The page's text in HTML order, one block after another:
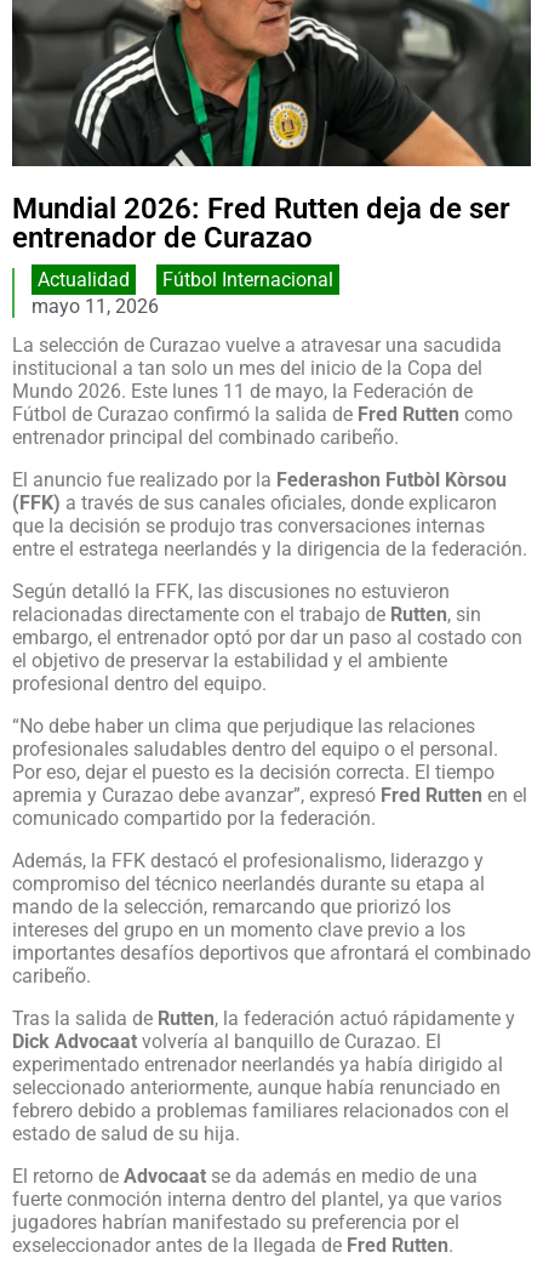
Mundial 2026: Fred Rutten deja de ser
entrenador de Curazao
Actualidad
Fútbol Internacional
mayo 11, 2026
La selección de Curazao vuelve a atravesar una sacudida
institucional a tan solo un mes del inicio de la Copa del
Mundo 2026. Este lunes 11 de mayo, la Federación de
Fútbol de Curazao confirmó la salida de Fred Rutten como
entrenador principal del combinado caribeño.
El anuncio fue realizado por la Federashon Futbòl Kòrsou
(FFK) a través de sus canales oficiales, donde explicaron
que la decisión se produjo tras conversaciones internas
entre el estratega neerlandés y la dirigencia de la federación.
Según detalló la FFK, las discusiones no estuvieron
relacionadas directamente con el trabajo de Rutten, sin
embargo, el entrenador optó por dar un paso al costado con
el objetivo de preservar la estabilidad y el ambiente
profesional dentro del equipo.
“No debe haber un clima que perjudique las relaciones
profesionales saludables dentro del equipo o el personal.
Por eso, dejar el puesto es la decisión correcta. El tiempo
apremia y Curazao debe avanzar”, expresó Fred Rutten en el
comunicado compartido por la federación.
Además, la FFK destacó el profesionalismo, liderazgo y
compromiso del técnico neerlandés durante su etapa al
mando de la selección, remarcando que priorizó los
intereses del grupo en un momento clave previo a los
importantes desafíos deportivos que afrontará el combinado
caribeño.
Tras la salida de Rutten, la federación actuó rápidamente y
Dick Advocaat volvería al banquillo de Curazao. El
experimentado entrenador neerlandés ya había dirigido al
seleccionado anteriormente, aunque había renunciado en
febrero debido a problemas familiares relacionados con el
estado de salud de su hija.
El retorno de Advocaat se da además en medio de una
fuerte conmoción interna dentro del plantel, ya que varios
jugadores habrían manifestado su preferencia por el
exseleccionador antes de la llegada de Fred Rutten.